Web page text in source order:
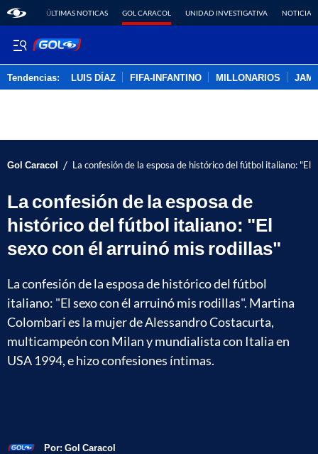
ÚLTIMAS NOTICAS GOL CARACOL UNIDAD INVESTIGATIVA NOTICIAS
Tendencias: LUIS DÍAZ FIFA-INFANTINO MILLONARIOS
Gol Caracol / La confesión de la esposa de histórico del fútbol italiano: "El
La confesión de la esposa de
histórico del fútbol italiano: "El
sexo con él arruinó mis rodillas"
La confesión de la esposa de histórico del fútbol
italiano: "El sexo con él arruinó mis rodillas". Martina
Colombari es la mujer de Alessandro Costacurta,
multicampeón con Milan y mundialista con Italia en
USA 1994, e hizo confesiones íntimas.
Por: Gol Caracol